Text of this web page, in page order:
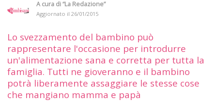
A cura di“La Redazione”
Aggiornato il 26/01/2015
Lo svezzamento del bambino può
rappresentare l'occasione per introdurre
un'alimentazione sana e corretta per tutta la
famiglia. Tutti ne gioveranno e il bambino
potrà liberamente assaggiare le stesse cose
che mangiano mamma e papà